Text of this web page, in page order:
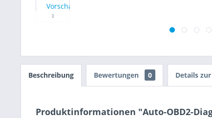
Beschreibung Bewertungen 0 Details
Produktinformationen "Auto-OBD2-